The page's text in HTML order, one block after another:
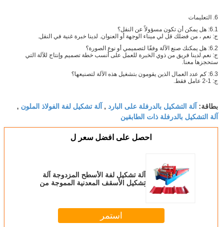
6. التعليمات
6.1: هل يمكن أن تكون مسؤولاً عن النقل؟
ج: نعم ، من فضلك قل لي ميناء الوجهة أو العنوان. لدينا خبرة غنية في النقل.
6.2: هل يمكنك صنع الآلة وفقًا لتصميمي أو نوع الصورة؟
ج: نعم.لدينا فريق من ذوي الخبرة للعمل على أنسب خطة تصميم وإنتاج للآلة التي
ستحجزها معنا.
6.3: كم عدد العمال الذين يقومون بتشغيل هذه الآلة لتصنيعها؟
ج: 1-2 عامل فقط.
بطاقة: آلة التشكيل بالدرفلة على البارد , آلة تشكيل لفة الفولاذ الملون ,
آلة التشكيل بالدرفلة ذات الطابقين
احصل على افضل سعر ل
آلة تشكيل لفة الأسطح المزدوجة آلة
تشكيل الأسقف المعدنية المموجة من
استمر